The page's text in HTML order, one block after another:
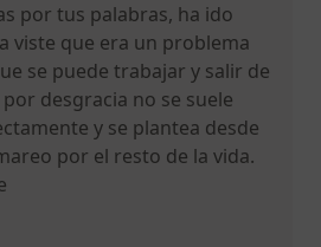
por tus palabras, ha ido
viste que era un problema
se puede trabajar y salir de
desgracia no se suele
y se plantea desde
por el resto de la vida.